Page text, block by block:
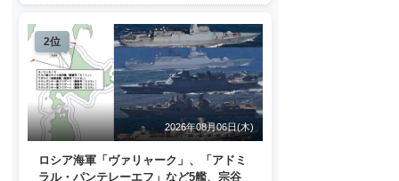
2位
2026年08月06日(木)
ロシア海軍「ヴァリャーク」、「アドミ
ラル・パンテレーエフ」など5艦、宗谷